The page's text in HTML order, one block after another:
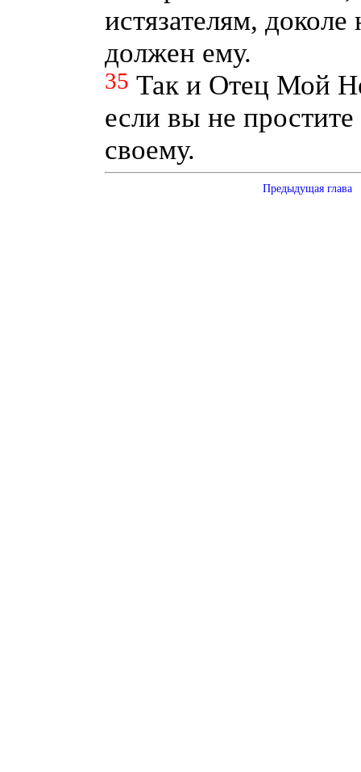
истязателям, доколе
должен ему.
35 Так и Отец Мой
если вы не
своему.
Предыдущая глава